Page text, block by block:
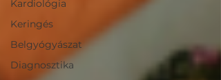
Kardiológia
Keringés
Belgyógyászat
Diagnosztika